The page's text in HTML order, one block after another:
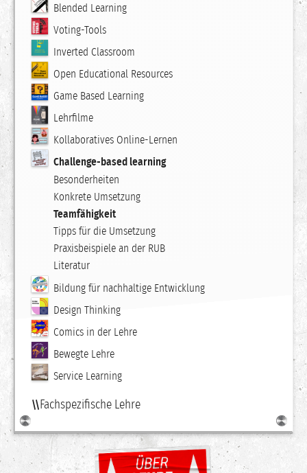
Blended Learning
Voting-Tools
Inverted Classroom
Open Educational Resources
Game Based Learning
Lehrfilme
Kollaboratives Online-Lernen
Challenge-based learning
Besonderheiten
Konkrete Umsetzung
Teamfähigkeit
Tipps für die Umsetzung
Praxisbeispiele an der RUB
Literatur
Bildung für nachhaltige Entwicklung
Design Thinking
Comics in der Lehre
Bewegte Lehre
Service Learning
Fachspezifische Lehre